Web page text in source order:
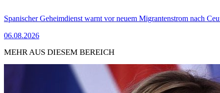
Spanischer Geheimdienst warnt vor neuem Migrantenstrom nach
06.08.2026
MEHR AUS DIESEM BEREICH